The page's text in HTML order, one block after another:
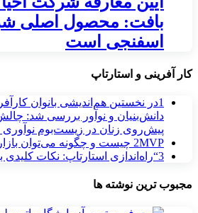
بافت: محصول اصلی
اسفنجی است
کار آفرینی و استارتاپ
1در نخستین هم‌اندیشی بانوان
دانش‌بنیان و نوآور بررسی شد:
پیش‌روی زنان در زیست‌بوم نوآوری
2MVP چیست و چگونه می‌توان بازار را با آن فراهم کرد؟
3“راه‌اندازی استارتاپ: نکات
مجبوب ترین نوشته ها